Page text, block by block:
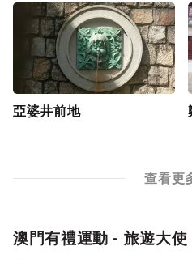
亞婆井前地
查看更
澳門有禮運動 - 旅遊大使